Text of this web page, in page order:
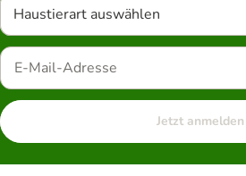
Haustierart auswählen
Jetzt anmelden